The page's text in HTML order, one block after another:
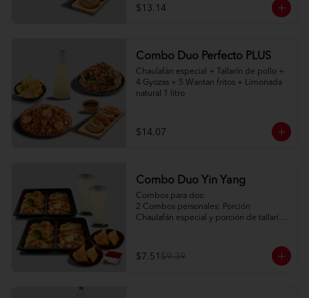
$13.14
Combo Duo Perfecto PLUS
Chaulafán especial + Tallarín de pollo +
4 Gyozas + 5 Wantan fritos + Limonada
natural 1 litro
$14.07
Combo Duo Yin Yang
Combos para dos:
2 Combos personales: Porción
Chaulafán especial y porción de tallarín
agridulce
2 limonadas naturales 250ml
$7.51 $9.39